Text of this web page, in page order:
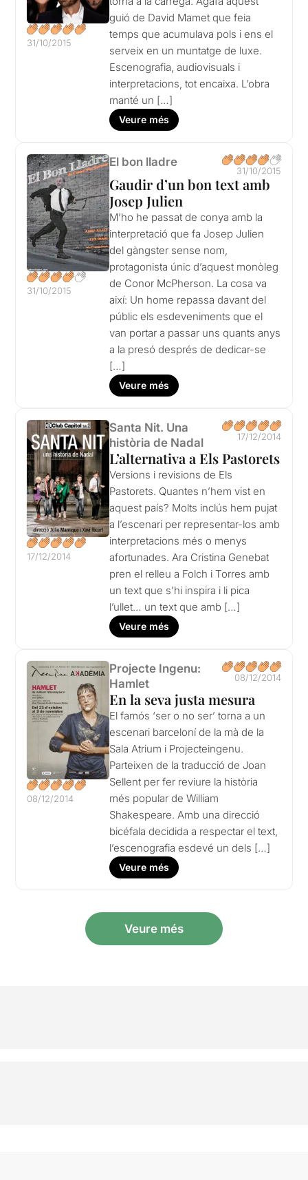
31/10/2015
guió de David Mamet que feia
temps que acumulava pols i ens el
serveix en un muntatge de luxe.
Escenografia, audiovisuals i
interpretacions, tot encaixa. L’obra
manté un […]
Veure més
31/10/2015
El bon lladre
31/10/2015
Gaudir d’un bon text amb
Josep Julien
M’ho he passat de conya amb la
interpretació que fa Josep Julien
del gàngster sense nom,
protagonista únic d’aquest monòleg
de Conor McPherson. La cosa va
així: Un home repassa davant del
públic els esdeveniments que el
van portar a passar uns quants anys
a la presó després de dedicar-se
[…]
Veure més
17/12/2014
Santa Nit. Una
història de Nadal
17/12/2014
L’alternativa a Els Pastorets
Versions i revisions de Els
Pastorets. Quantes n’hem vist en
aquest país? Molts inclús hem pujat
a l’escenari per representar-los amb
interpretacions més o menys
afortunades. Ara Cristina Genebat
pren el relleu a Folch i Torres amb
un text que s’hi inspira i li pica
l’ullet… un text que amb […]
Veure més
08/12/2014
Projecte Ingenu:
Hamlet
08/12/2014
En la seva justa mesura
El famós ‘ser o no ser’ torna a un
escenari barceloní de la mà de la
Sala Atrium i Projecteingenu.
Parteixen de la traducció de Joan
Sellent per fer reviure la història
més popular de William
Shakespeare. Amb una direcció
bicéfala decidida a respectar el text,
l’escenografia esdevé un dels […]
Veure més
Veure més